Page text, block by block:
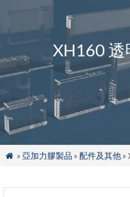
XH160
 » 亞加力膠製品» 配件及其他»